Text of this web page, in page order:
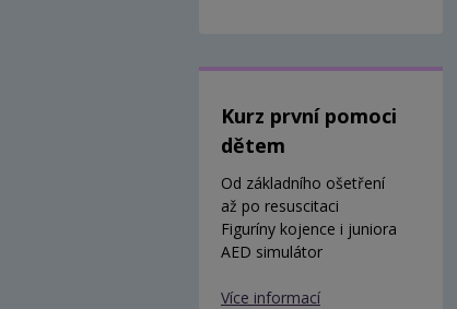
Kurz první pomoci
dětem
Od základního ošetření
až po resuscitaci
Figuríny kojence i juniora
AED simulátor
Více informací